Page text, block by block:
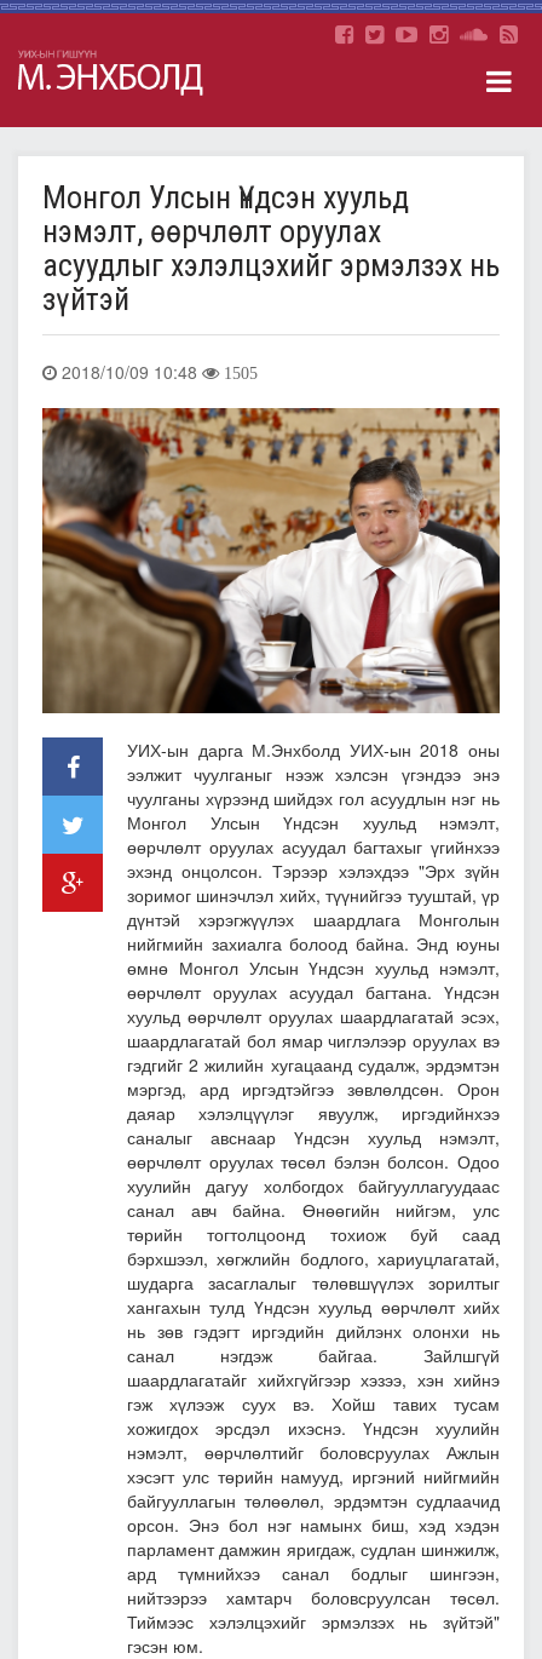
Монгол Улсын Үндсэн хуульд
нэмэлт, өөрчлөлт оруулах
асуудлыг хэлэлцэхийг эрмэлзэх нь
зүйтэй
2018/10/09 10:48 1505
УИХ-ын дарга М.Энхболд УИХ-ын 2018 оны
ээлжит чуулганыг нээж хэлсэн үгэндээ энэ
чуулганы хүрээнд шийдэх гол асуудлын нэг нь
Монгол Улсын Үндсэн хуульд нэмэлт,
өөрчлөлт оруулах асуудал багтахыг үгийнхээ
эхэнд онцолсон. Тэрээр хэлэхдээ "Эрх зүйн
зоримог шинэчлэл хийх, түүнийгээ тууштай, үр
дүнтэй хэрэгжүүлэх шаардлага Монголын
нийгмийн захиалга болоод байна. Энд юуны
өмнө Монгол Улсын Үндсэн хуульд нэмэлт,
өөрчлөлт оруулах асуудал багтана. Үндсэн
хуульд өөрчлөлт оруулах шаардлагатай эсэх,
шаардлагатай бол ямар чиглэлээр оруулах вэ
гэдгийг 2 жилийн хугацаанд судалж, эрдэмтэн
мэргэд, ард иргэдтэйгээ зөвлөлдсөн. Орон
даяар хэлэлцүүлэг явуулж, иргэдийнхээ
саналыг авснаар Үндсэн хуульд нэмэлт,
өөрчлөлт оруулах төсөл бэлэн болсон. Одоо
хуулийн дагуу холбогдох байгууллагуудаас
санал авч байна. Өнөөгийн нийгэм, улс
төрийн тогтолцоонд тохиож буй саад
бэрхшээл, хөгжлийн бодлого, хариуцлагатай,
шударга засаглалыг төлөвшүүлэх зорилтыг
хангахын тулд Үндсэн хуульд өөрчлөлт хийх
нь зөв гэдэгт иргэдийн дийлэнх олонхи нь
санал нэгдэж байгаа. Зайлшгүй
шаардлагатайг хийхгүйгээр хэзээ, хэн хийнэ
гэж хүлээж суух вэ. Хойш тавих тусам
хожигдох эрсдэл ихэснэ. Үндсэн хуулийн
нэмэлт, өөрчлөлтийг боловсруулах Ажлын
хэсэгт улс төрийн намууд, иргэний нийгмийн
байгууллагын төлөөлөл, эрдэмтэн судлаачид
орсон. Энэ бол нэг намынх биш, хэд хэдэн
парламент дамжин яригдаж, судлан шинжилж,
ард түмнийхээ санал бодлыг шингээн,
нийтээрээ хамтарч боловсруулсан төсөл.
Тиймээс хэлэлцэхийг эрмэлзэх нь зүйтэй"
гэсэн юм.